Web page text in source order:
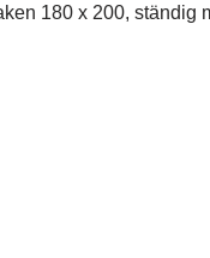
180 x 200,